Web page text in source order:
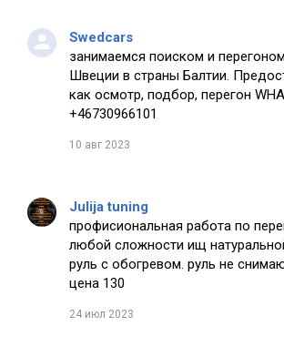
Swedcars
занимаемся поиском и
Швеции в страны Балтии.
как осмотр, подбор, перегон
+46730966101
10 авг 2023
Julija tuning
профисиональная работа по
любой сложности ищ
руль с обогревом. руль не
цена 130
24 июл 2023